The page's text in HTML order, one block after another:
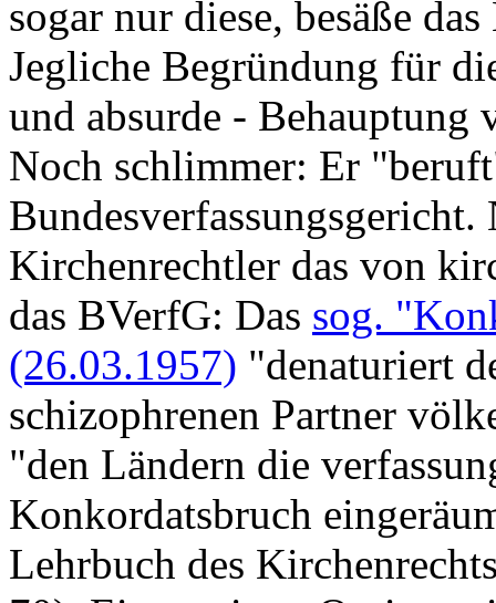
sogar nur diese, besäße
Jegliche Begründung für
und absurde -
Noch schlimmer: Er
Kirchenrechtler das von
das BVerfG: Das sog.
(26.03.1957) "denaturiert
schizophrenen Partner
"den Ländern die
Konkordatsbruch
Lehrbuch des